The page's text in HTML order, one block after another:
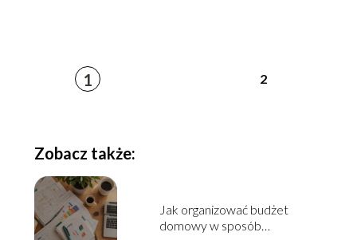
1 2
Zobacz także:
Jak organizować budżet
domowy w sposób